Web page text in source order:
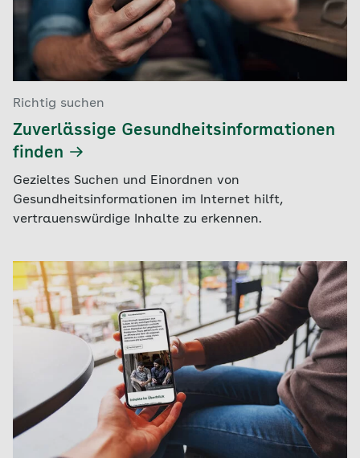
Richtig suchen
Zuverlässige Gesundheitsinformationen
finden
Gezieltes Suchen und Einordnen von
Gesundheitsinformationen im Internet hilft,
vertrauenswürdige Inhalte zu erkennen.